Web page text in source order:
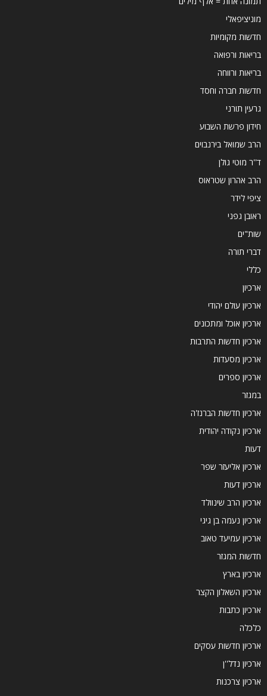
מוניציפאלי
חדשות מקומיות
בריאות ורפואה
בריאות ורווחה
חדשות חברה וחסד
גרעין תורני
חידון פרשת השבוע
הרב שמואל בירנבוים
ד''ר מוטי גולן
הרב אהרון שטראוס
ציפי לידר
ראובן גפני
שות"ים
דברי תורה
כללי
ארכיון
ארכיון עולם יהודי
ארכיון אוכל ומתכונים
ארכיון חדשות התרבות
ארכיון מסעדות
ארכיון ספרים
במגזר
ארכיון חדשות הברנז'ה
ארכיון נקודה יהודית
דעות
ארכיון אליעזר שפר
ארכיון דעות
ארכיון הרב שינוולד
ארכיון נעמה בן גיגי
ארכיון עמיעד טאוב
חדשות המגזר
ארכיון בארץ
ארכיון השאלון הקצר
ארכיון כתבות
כלכלה
ארכיון חדשות עסקים
ארכיון נדל''ן
ארכיון צרכנות